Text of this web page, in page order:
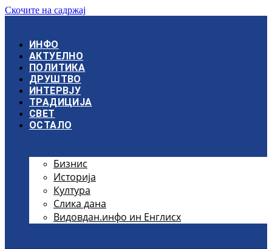
Скочите на садржај
ИНФО
АКТУЕЛНО
ПОЛИТИКА
ДРУШТВО
ИНТЕРВЈУ
ТРАДИЦИЈА
СВЕТ
ОСТАЛО
Бизнис
Историја
Култура
Слика дана
Видовдан.инфо ин Енглисх